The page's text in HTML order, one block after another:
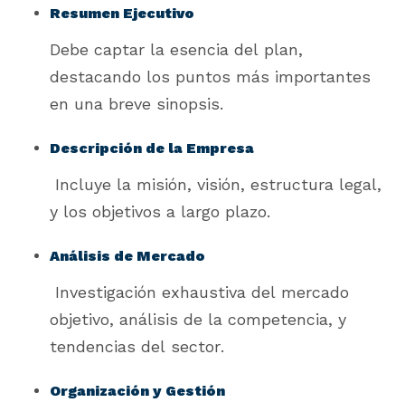
Resumen Ejecutivo
Debe captar la esencia del plan,
destacando los puntos más importantes
en una breve sinopsis.
Descripción de la Empresa
Incluye la misión, visión, estructura legal,
y los objetivos a largo plazo.
Análisis de Mercado
Investigación exhaustiva del mercado
objetivo, análisis de la competencia, y
tendencias del sector.
Organización y Gestión